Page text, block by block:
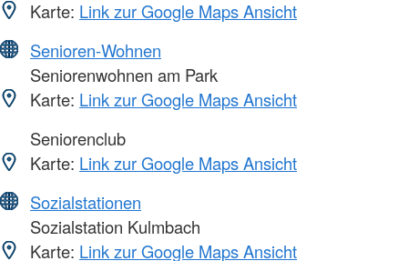
Karte: Link zur Google Maps Ansicht
Senioren-Wohnen
Seniorenwohnen am Park
Karte: Link zur Google Maps Ansicht
Seniorenclub
Karte: Link zur Google Maps Ansicht
Sozialstationen
Sozialstation Kulmbach
Karte: Link zur Google Maps Ansicht